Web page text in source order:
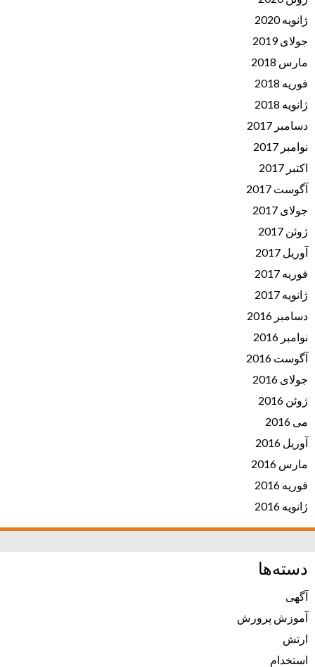
ژانویه 2020
جولای 2019
مارس 2018
فوریه 2018
ژانویه 2018
دسامبر 2017
نوامبر 2017
اکتبر 2017
آگوست 2017
جولای 2017
ژوئن 2017
آوریل 2017
فوریه 2017
ژانویه 2017
دسامبر 2016
نوامبر 2016
آگوست 2016
جولای 2016
ژوئن 2016
می 2016
آوریل 2016
مارس 2016
فوریه 2016
ژانویه 2016
دسته‌ها
آگهی
آموزش پرورش
ارتش
استخدام